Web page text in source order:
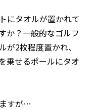
にタオルが置かれて
か？一般的なゴルフ
が2枚程度置かれ、
乗せるポールにタオ
すが…